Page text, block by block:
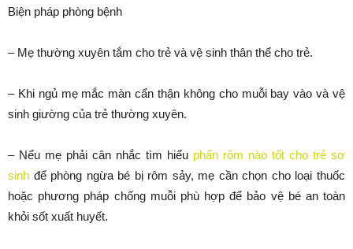
Biện pháp phòng bệnh
– Mẹ thường xuyên tắm cho trẻ và vệ sinh thân thể cho trẻ.
– Khi ngủ mẹ mắc màn cẩn thận không cho muỗi bay vào và vệ
sinh giường của trẻ thường xuyên.
– Nếu mẹ phải cân nhắc tìm hiểu phấn rôm nào tốt cho trẻ sơ
sinh để phòng ngừa bé bị rôm sảy, mẹ cần chọn cho loại thuốc
hoặc phương pháp chống muỗi phù hợp để bảo vệ bé an toàn
khỏi sốt xuất huyết.